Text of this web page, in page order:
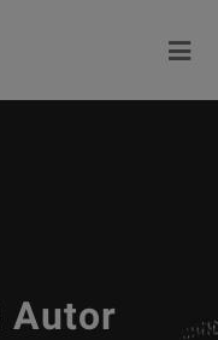
Autor